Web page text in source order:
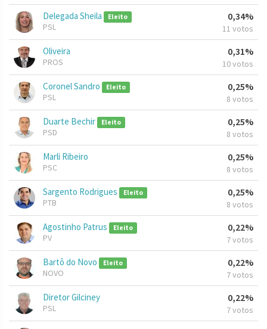
Delegada Sheila Eleito
PSL
0,34%
11 votos
Oliveira
PROS
0,31%
10 votos
Coronel Sandro Eleito
PSL
0,25%
8 votos
Duarte Bechir Eleito
PSD
0,25%
8 votos
Marli Ribeiro
PSC
0,25%
8 votos
Sargento Rodrigues Eleito
PTB
0,25%
8 votos
Agostinho Patrus Eleito
PV
0,22%
7 votos
Bartô do Novo Eleito
NOVO
0,22%
7 votos
Diretor Gilciney
PSL
0,22%
7 votos